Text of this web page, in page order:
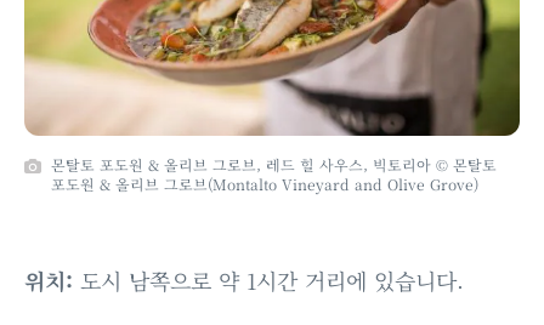
몬탈토 포도원 & 올리브 그로브, 레드 힐 사우스, 빅토리아 © 몬탈토
포도원 & 올리브 그로브(Montalto Vineyard and Olive Grove)
위치: 도시 남쪽으로 약 1시간 거리에 있습니다.